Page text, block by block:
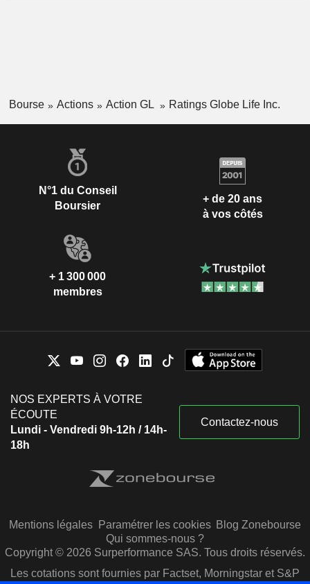
Bourse Actions Action GL Ratings Globe Life Inc.
N°1 du Conseil
Boursier
+ de 20 ans
à vos côtés
+ 1 300 000
membres
NOS EXPERTS À VOTRE
ÉCOUTE
Lundi - Vendredi 9h-12h / 14h-
18h
Contactez-nous
Mentions légales Paramétrer les cookies Blog Zonebourse
Qui sommes-nous ?
Copyright © 2026 Surperformance SAS. Tous droits réservés.
Les cotations sont fournies par Factset, Morningstar et S&P